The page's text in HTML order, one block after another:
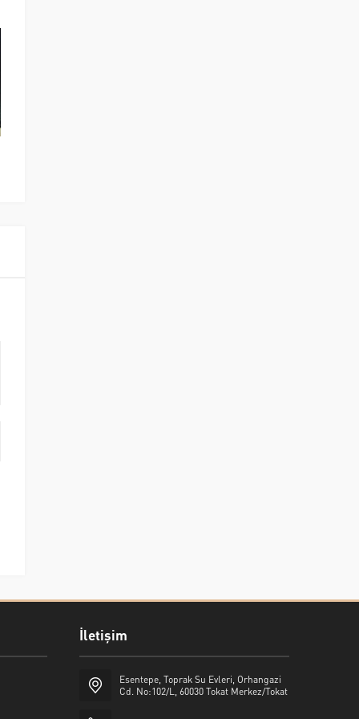
İletişim
Esentepe, Toprak Su Evleri, Orhangazi
Cd. No:102/L, 60030 Tokat Merkez/Tokat